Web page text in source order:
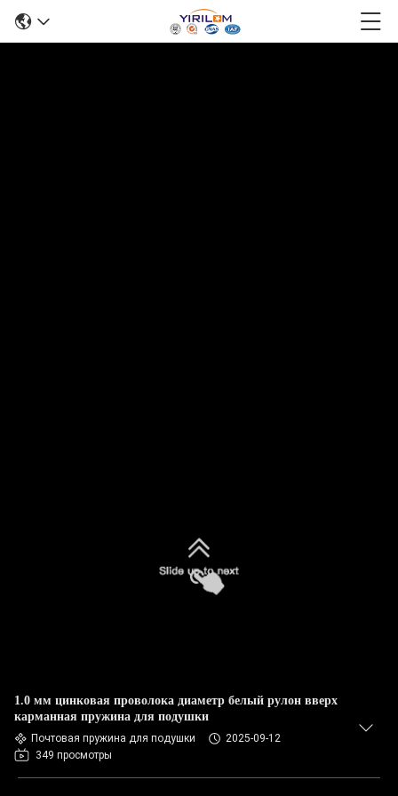
1.0 мм цинковая проволока диаметр белый рулон вверх
карманная пружина для подушки
Почтовая пружина для подушки
2025-09-12
349 просмотры